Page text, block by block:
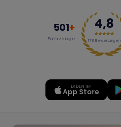
Marke
Mercedes BMW
501+
Fahrzeuge
4,8
178 Bewertungen
LADEN IM
App Store